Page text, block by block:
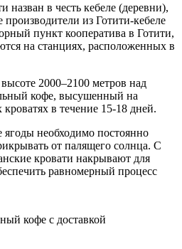
назван в честь кебеле (деревни),
из Готити-кебеле
пункт кооператива в Готити,
на станциях, расположенных в
2000–2100 метров над
кофе, высушенный на
в течение 15-18 дней.
необходимо постоянно
от палящего солнца. С
кровати накрывают для
равномерный процесс